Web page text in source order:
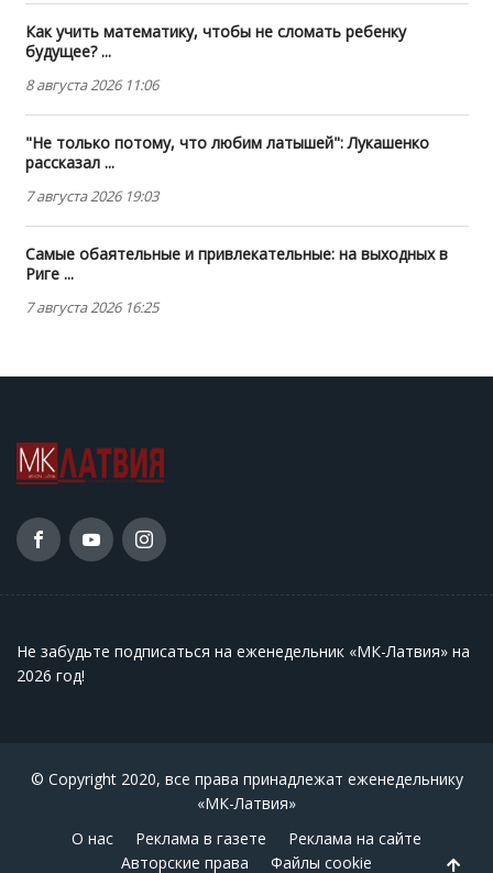
Как учить математику, чтобы не сломать ребенку
будущее? ...
8 августа 2026 11:06
"Не только потому, что любим латышей": Лукашенко
рассказал ...
7 августа 2026 19:03
Самые обаятельные и привлекательные: на выходных в
Риге ...
7 августа 2026 16:25
Не забудьте подписаться на еженедельник «МК-Латвия» на
2026 год!
© Copyright 2020, все права принадлежат еженедельнику
«МК-Латвия»
О нас
Реклама в газете
Реклама на сайте
Авторские права
Файлы cookie